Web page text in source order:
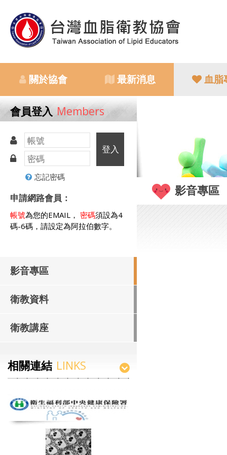
關於協會 最新消息 血脂
會員登入 Members
登入
忘記密碼
申請網路會員：
帳號為您的EMAIL， 密碼須設為4
碼-6碼，請設定為阿拉伯數字。
影音專區
衛教資料
衛教講座
相關連結 LINKS
影音專區